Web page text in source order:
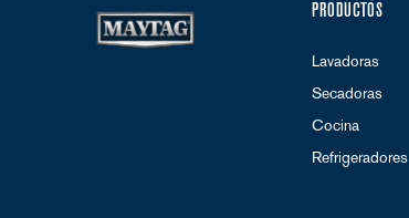
PRODUCTOS
Lavadoras
Secadoras
Cocina
Refrigeradores